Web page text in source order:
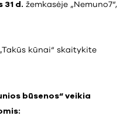
31 d. žemkasėje „Nemuno7“,
kūnai“ skaitykite
būsenos“ veikia